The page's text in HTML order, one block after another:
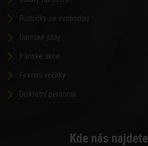
Rozlučky se svobodou
Dámské jízdy
Pánské akce
Firemní večírky
Diskrétní personál
Kde nás najdete